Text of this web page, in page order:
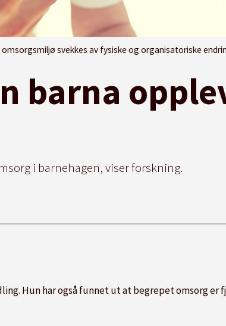
svekkes av fysiske og organisatoriske
barna
i barnehagen, viser forskning.
Hun har også funnet ut at begrepet omsorg er